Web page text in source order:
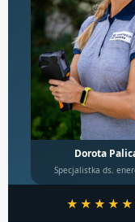
Dorota
Specjalistka ds.
★★★★★